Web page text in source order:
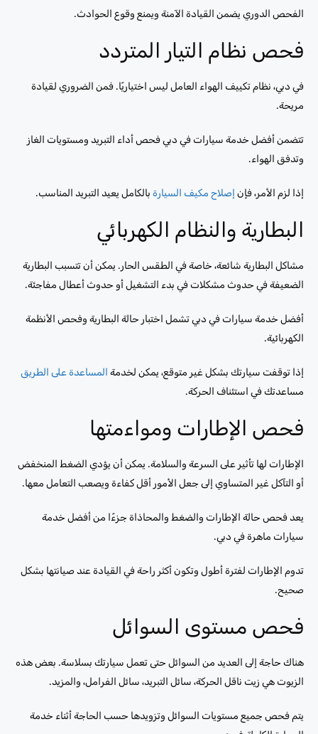
الفحص الدوري يضمن القيادة الآمنة ويمنع وقوع الحوادث.
فحص نظام التيار المتردد
في دبي، نظام تكييف الهواء العامل ليس اختياريًا. فمن الضروري لقيادة
مريحة.
تتضمن أفضل خدمة سيارات في دبي فحص أداء التبريد ومستويات الغاز
وتدفق الهواء.
إذا لزم الأمر، فإن إصلاح مكيف السيارة بالكامل يعيد التبريد المناسب.
البطارية والنظام الكهربائي
مشاكل البطارية شائعة، خاصة في الطقس الحار. يمكن أن تتسبب البطارية
الضعيفة في حدوث مشكلات في بدء التشغيل أو حدوث أعطال مفاجئة.
أفضل خدمة سيارات في دبي تشمل اختبار حالة البطارية وفحص الأنظمة
الكهربائية.
إذا توقفت سيارتك بشكل غير متوقع، يمكن لخدمة المساعدة على الطريق
مساعدتك في استئناف الحركة.
فحص الإطارات ومواءمتها
الإطارات لها تأثير على السرعة والسلامة. يمكن أن يؤدي الضغط المنخفض
أو التآكل غير المتساوي إلى جعل الأمور أقل كفاءة ويصعب التعامل معها.
يعد فحص حالة الإطارات والضغط والمحاذاة جزءًا من أفضل خدمة
سيارات ماهرة في دبي.
تدوم الإطارات لفترة أطول وتكون أكثر راحة في القيادة عند صيانتها بشكل
صحيح.
فحص مستوى السوائل
هناك حاجة إلى العديد من السوائل حتى تعمل سيارتك بسلاسة. بعض هذه
الزيوت هي زيت ناقل الحركة، سائل التبريد، سائل الفرامل، والمزيد.
يتم فحص جميع مستويات السوائل وتزويدها حسب الحاجة أثناء خدمة